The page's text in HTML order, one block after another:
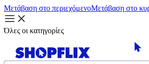
Μετάβαση στο περιεχόμενοΜετάβαση στο
Όλες οι κατηγορίες